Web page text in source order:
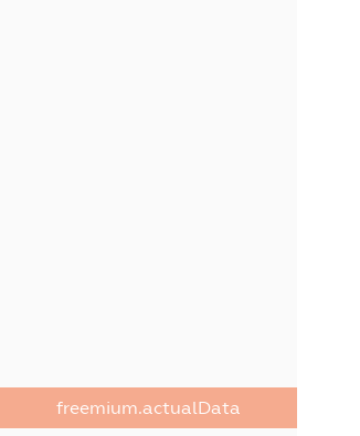
freemium.actualData